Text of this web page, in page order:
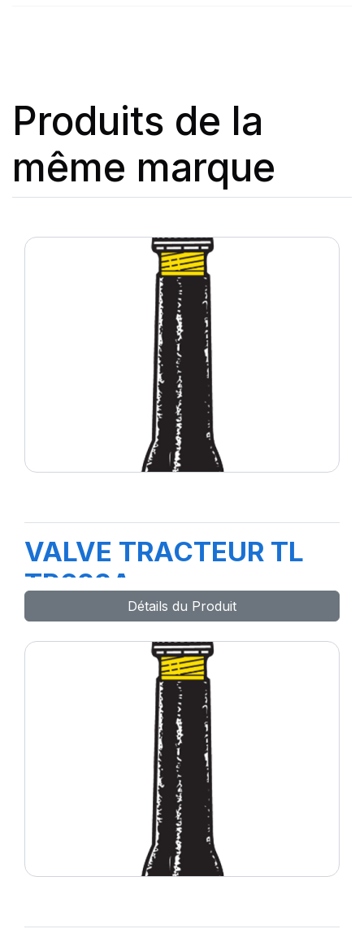
Produits de la
même marque
VALVE TRACTEUR TL
TR622A
Détails du Produit